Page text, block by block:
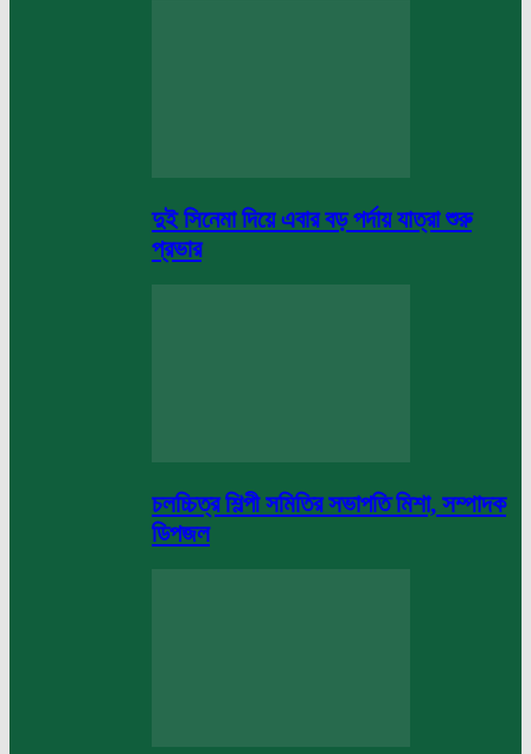
দুই সিনেমা দিয়ে এবার বড় পর্দায় যাত্রা শুরু
প্রভার
চলচ্চিত্র শিল্পী সমিতির সভাপতি মিশা, সম্পাদক
ডিপজল